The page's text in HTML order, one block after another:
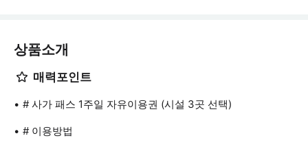
상품소개
매력포인트
# 사가 패스 1주일 자유이용권 (시설 3곳 선택)
# 이용방법